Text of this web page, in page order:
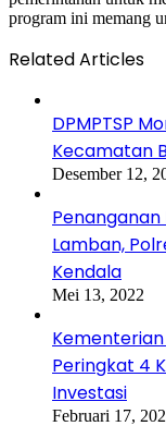
program ini memang
Related Articles
DPMPTSP
Kecamatan
Desember 12,
Lamban,
Kendala
Mei 13, 2022
Peringkat 4
Investasi
Februari 17,